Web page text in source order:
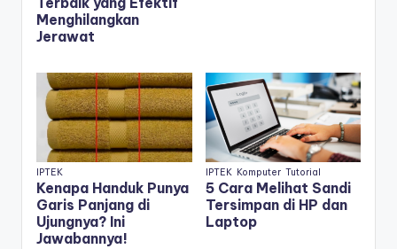
Menghilangkan
Jerawat
IPTEK
Kenapa Handuk Punya
Garis Panjang di
Ujungnya? Ini
Jawabannya!
IPTEK Komputer Tutorial
5 Cara Melihat Sandi
Tersimpan di HP dan
Laptop